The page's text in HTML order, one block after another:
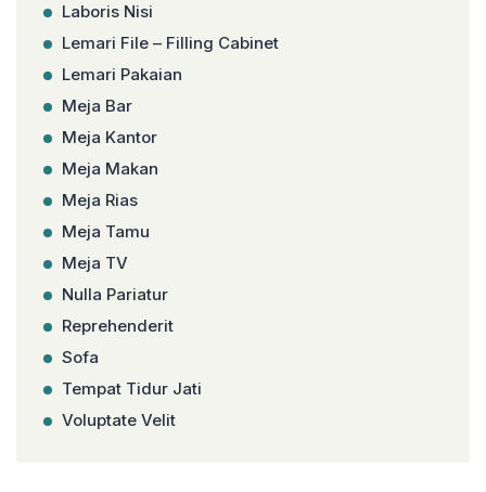
Laboris Nisi
Lemari File – Filling Cabinet
Lemari Pakaian
Meja Bar
Meja Kantor
Meja Makan
Meja Rias
Meja Tamu
Meja TV
Nulla Pariatur
Reprehenderit
Sofa
Tempat Tidur Jati
Voluptate Velit